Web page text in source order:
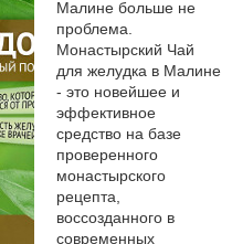
Малине больше не
проблема.
Монастырский Чай
для желудка в Малине
- это новейшее и
эффективное
средство на базе
проверенного
монастырского
рецепта,
воссозданного в
современных